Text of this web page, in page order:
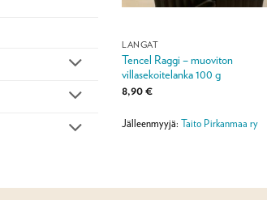
LANGAT
Tencel Raggi – muoviton
villasekoitelanka 100 g
8,90€
Jälleenmyyjä:Taito Pirkanmaa ry